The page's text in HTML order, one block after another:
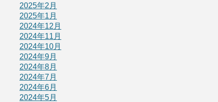
2025年2月
2025年1月
2024年12月
2024年11月
2024年10月
2024年9月
2024年8月
2024年7月
2024年6月
2024年5月